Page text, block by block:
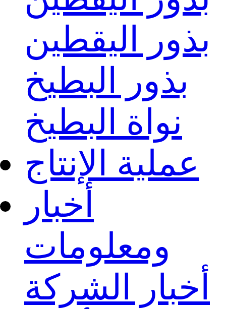
بذور اليقطين
بذور البطيخ
نواة البطيخ
عملية الإنتاج
أخبار
ومعلومات
أخبار الشركة